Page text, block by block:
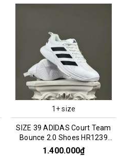
1+ size
SIZE 39 ADIDAS Court Team
Bounce 2.0 Shoes HR1239
075005
1.400.000₫